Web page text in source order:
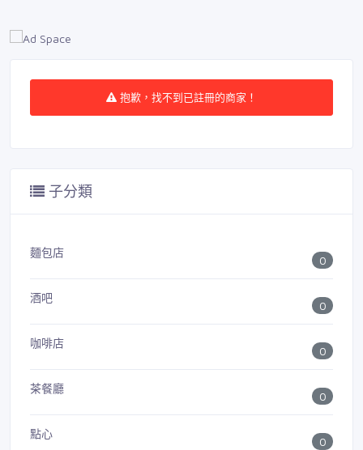
抱歉，找不到已註冊的商家！
子分類
麵包店
0
酒吧
0
咖啡店
0
茶餐廳
0
點心
0